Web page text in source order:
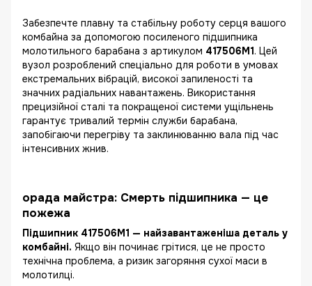
Забезпечте плавну та стабільну роботу серця вашого
комбайна за допомогою посиленого підшипника
молотильного барабана з артикулом 417506M1. Цей
вузол розроблений спеціально для роботи в умовах
екстремальних вібрацій, високої запиленості та
значних радіальних навантажень. Використання
прецизійної сталі та покращеної системи ущільнень
гарантує тривалий термін служби барабана,
запобігаючи перегріву та заклинюванню вала під час
інтенсивних жнив.
орада майстра: Смерть підшипника — це
пожежа
Підшипник 417506M1 — найзавантаженіша деталь у
комбайні. Якщо він починає грітися, це не просто
технічна проблема, а ризик загоряння сухої маси в
молотилці.